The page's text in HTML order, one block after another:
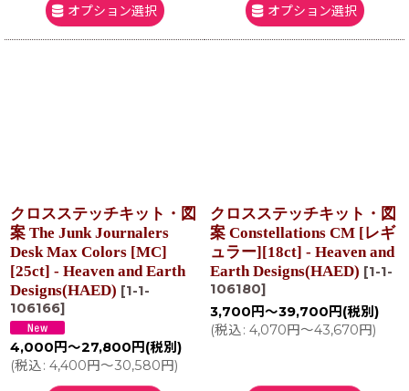
オプション選択 オプション選択
クロスステッチキット・図
案 The Junk Journalers
Desk Max Colors [MC]
[25ct] - Heaven and Earth
Designs(HAED) [1-1-
106166]
4,000 円～27,800 円 (税別)
(税込: 4,400円～30,580円)
クロスステッチキット・図
案 Constellations CM [レギ
ュラー][18ct] - Heaven and
Earth Designs(HAED) [1-1-
106180]
3,700 円～39,700 円 (税別)
(税込: 4,070円～43,670円)